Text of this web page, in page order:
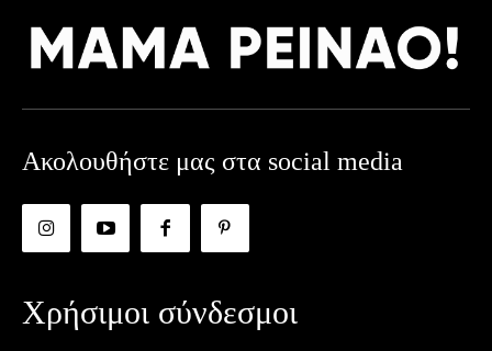
Ακολουθήστε μας στα social media
Χρήσιμοι σύνδεσμοι